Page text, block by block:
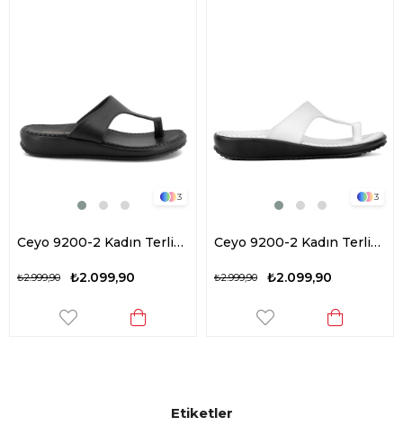
3
Ceyo 9200-2 Kadın Terlik Siyah
₺2.099,90
₺2.999,90
3
Ceyo 9200-2 Kadın Terlik Beyaz
₺2.099,90
₺2.999,90
Etiketler